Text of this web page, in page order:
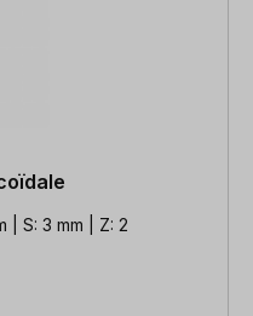
| S: 3 mm | Z: 2